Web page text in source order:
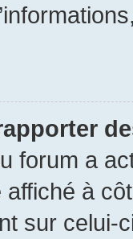
forum a
à
sur